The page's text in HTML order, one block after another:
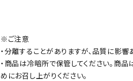
※ご注意
・分離することがありますが、品質に影響
・商品は冷暗所で保管してください。商
めにお召し上がりください。